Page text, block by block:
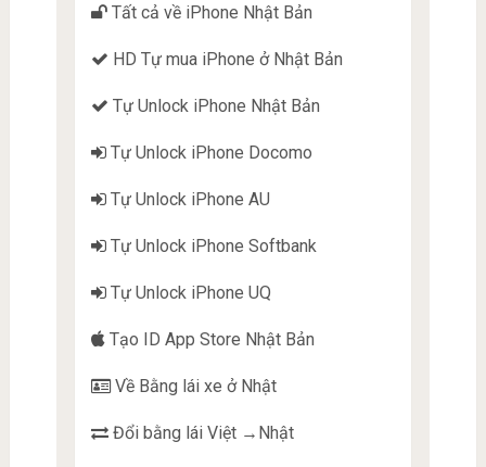
Tất cả về iPhone Nhật Bản
HD Tự mua iPhone ở Nhật Bản
Tự Unlock iPhone Nhật Bản
Tự Unlock iPhone Docomo
Tự Unlock iPhone AU
Tự Unlock iPhone Softbank
Tự Unlock iPhone UQ
Tạo ID App Store Nhật Bản
Về Bằng lái xe ở Nhật
Đổi bằng lái Việt →Nhật